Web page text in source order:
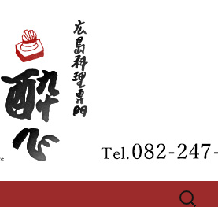
広島料理専門【酔
検